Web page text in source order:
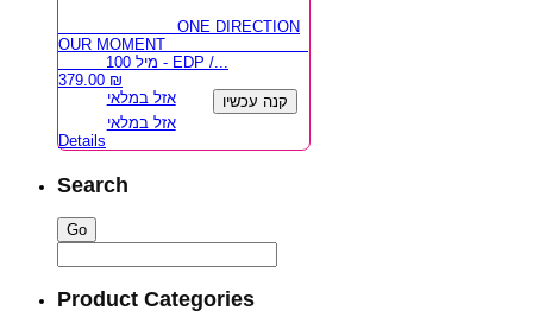
ONE DIRECTION
OUR MOMENT
100 מיל - EDP /...
379.00 ₪
אזל במלאי
קנה עכשיו
אזל במלאי
Details
Search
Product Categories